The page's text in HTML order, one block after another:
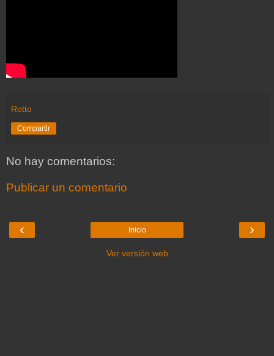
Rotto
Compartir
No hay comentarios:
Publicar un comentario
‹ ›
Inicio
Ver versión web